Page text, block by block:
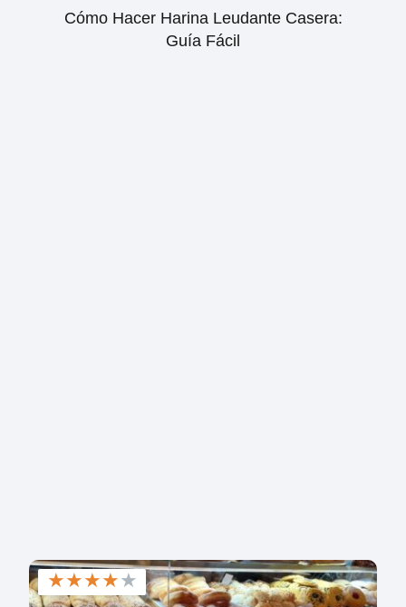
Cómo Hacer Harina Leudante Casera:
Guía Fácil
★★★★★